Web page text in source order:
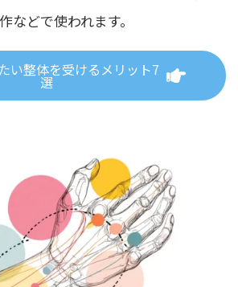
などで使われます。
い整体を受けるメリット7
選